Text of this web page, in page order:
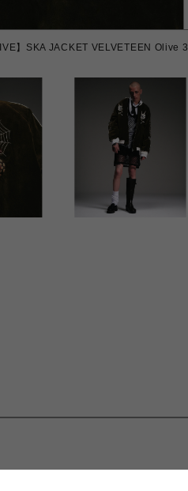
】SKA JACKET VELVETEEN Olive 3